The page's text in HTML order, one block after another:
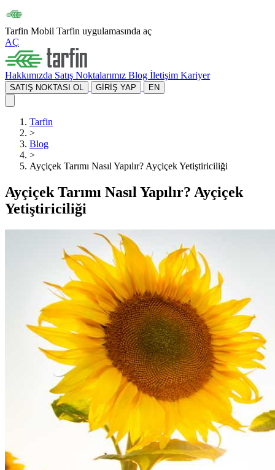
Tarfin Mobil Tarfin uygulamasında aç
AÇ
Hakkımızda Satış Noktalarımız Blog İletişim Kariyer
SATIŞ NOKTASI OL GİRİŞ YAP EN
Tarfin
>
Blog
>
Ayçiçek Tarımı Nasıl Yapılır? Ayçiçek Yetiştiriciliği
Ayçiçek Tarımı Nasıl Yapılır? Ayçiçek
Yetiştiriciliği